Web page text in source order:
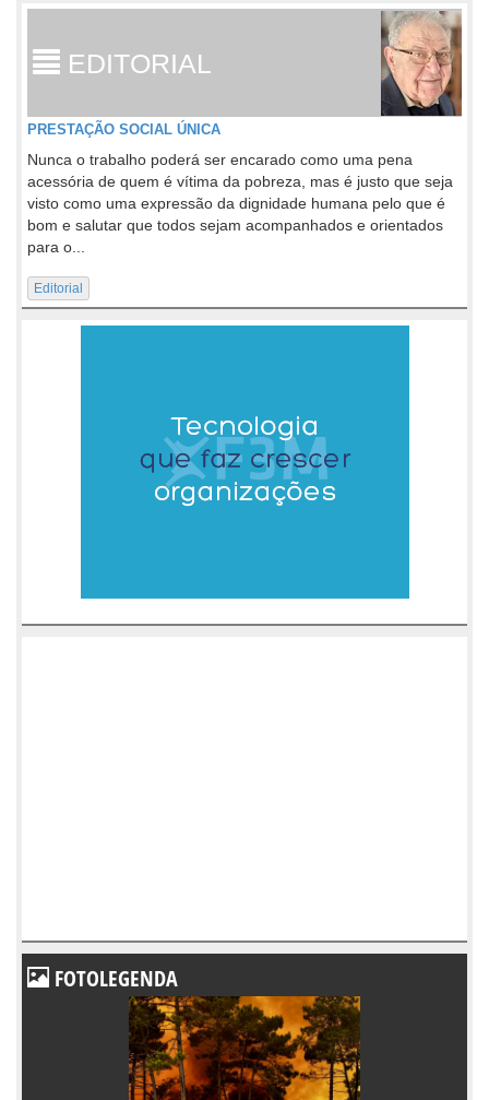
EDITORIAL
PRESTAÇÃO SOCIAL ÚNICA
Nunca o trabalho poderá ser encarado como uma pena
acessória de quem é vítima da pobreza, mas é justo que seja
visto como uma expressão da dignidade humana pelo que é
bom e salutar que todos sejam acompanhados e orientados
para o...
Editorial
FOTOLEGENDA